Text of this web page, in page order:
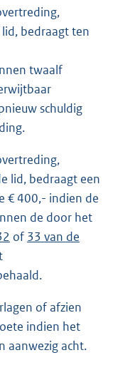
bedraagt ten
twaalf
schuldig
lid, bedraagt een
€ 400,- indien de
de door het
of 33 van de
of afzien
indien het
aanwezig acht.